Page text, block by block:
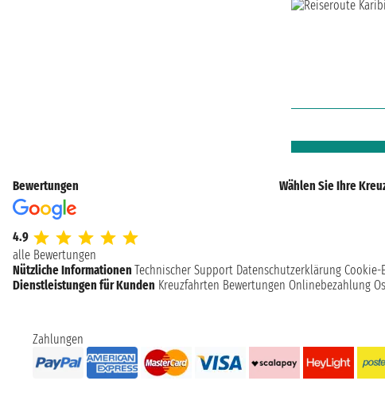
Bewertungen
4.9
alle Bewertungen
Wählen Sie Ihre
Nützliche Informationen Technischer Support Datenschutzerklärung Cookie-
Dienstleistungen für Kunden Kreuzfahrten Bewertungen Onlinebezahlung
Zahlungen